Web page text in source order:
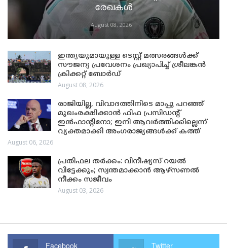
രേഖകൾ
August 08, 2026
ഇന്ത്യയുമായുള്ള ടെസ്റ്റ് മത്സരങ്ങൾക്ക്
സൗജന്യ പ്രവേശനം പ്രഖ്യാപിച്ച് ശ്രീലങ്കൻ
ക്രിക്കറ്റ് ബോർഡ്
August 08, 2026
രാജിയില്ല, വിവാദത്തിനിടെ മാപ്പു പറഞ്ഞ്
മുഖംരക്ഷിക്കാൻ ഫിഫ പ്രസിഡന്റ്
ഇൻഫാന്റിനോ; ഇനി ആവർത്തിക്കില്ലെന്ന്
വ്യക്തമാക്കി അംഗരാജ്യങ്ങൾക്ക് കത്ത്
August 06, 2026
പ്രതിഫല തർക്കം: വിനീഷ്യസ് റയൽ
വിട്ടേക്കും; സ്വന്തമാക്കാൻ ആഴ്സണൽ
നീക്കം സജീവം
August 03, 2026
Facebook Twitter